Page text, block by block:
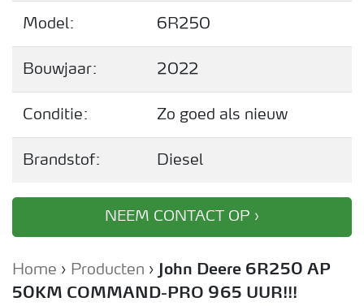
Model:
6R250
Bouwjaar:
2022
Conditie:
Zo goed als nieuw
Brandstof:
Diesel
NEEM CONTACT OP ›
Home › Producten › John Deere 6R250 AP
50KM COMMAND-PRO 965 UUR!!!